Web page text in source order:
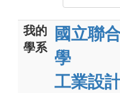
我的
學系
國立聯
學
工業設